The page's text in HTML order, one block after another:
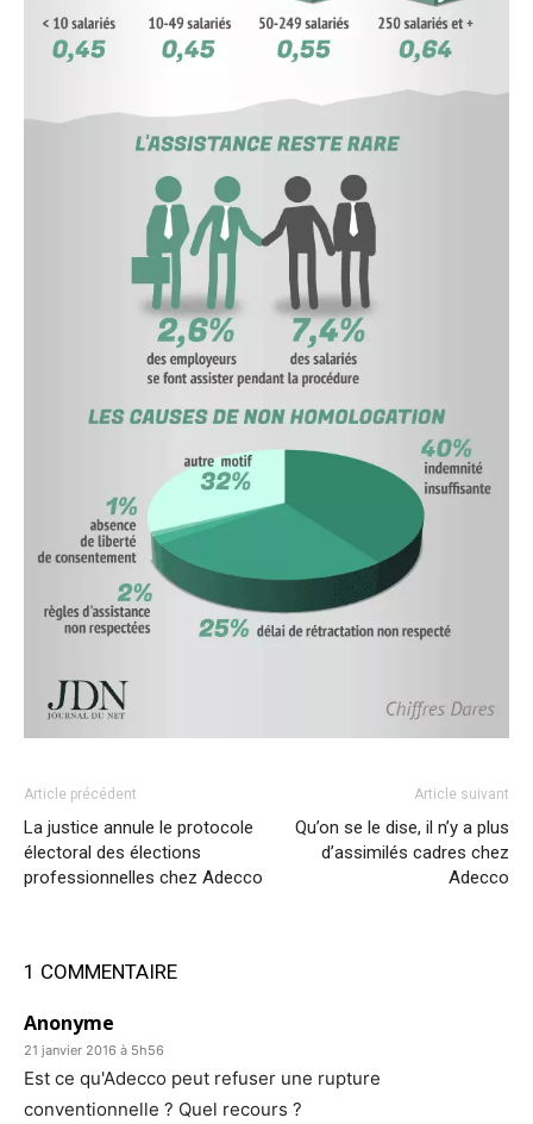
Article précédent
La justice annule le protocole
électoral des élections
professionnelles chez Adecco
Article suivant
Qu’on se le dise, il n’y a plus
d’assimilés cadres chez
Adecco
1 COMMENTAIRE
Anonyme
21 janvier 2016 à 5h56
Est ce qu'Adecco peut refuser une rupture
conventionnelle ? Quel recours ?